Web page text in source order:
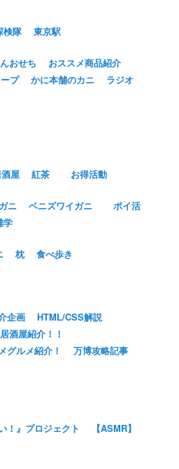
検隊
東京駅
おせち
おススメ商品紹介
プ かに本舗のカニ
ラジオ
屋 紅茶
お得活動
ニ ベニズワイガニ
ポイ活
学
枕
食べ歩き
企画
HTML/CSS解説
酒屋紹介！！
グルメ紹介！
万博攻略記事
！』プロジェクト
【ASMR】